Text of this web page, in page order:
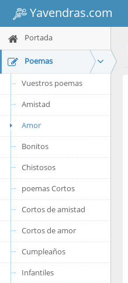
Yavendras.com
Portada
Poemas
Vuestros poemas
Amistad
Amor
Bonitos
Chistosos
poemas Cortos
Cortos de amistad
Cortos de amor
Cumpleaños
Infantiles